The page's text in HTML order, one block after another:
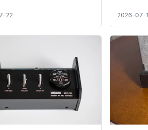
22 2026-07-